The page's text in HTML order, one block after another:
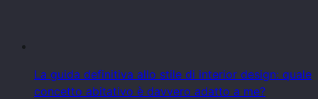
La guida definitiva allo stile di interior design: quale
concetto abitativo è davvero adatto a me?